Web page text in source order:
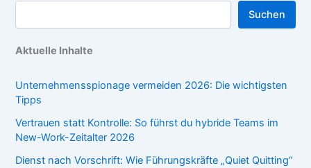
Suchen
Aktuelle Inhalte
Unternehmensspionage vermeiden 2026: Die wichtigsten
Tipps
Vertrauen statt Kontrolle: So führst du hybride Teams im
New-Work-Zeitalter 2026
Dienst nach Vorschrift: Wie Führungskräfte „Quiet Quitting“